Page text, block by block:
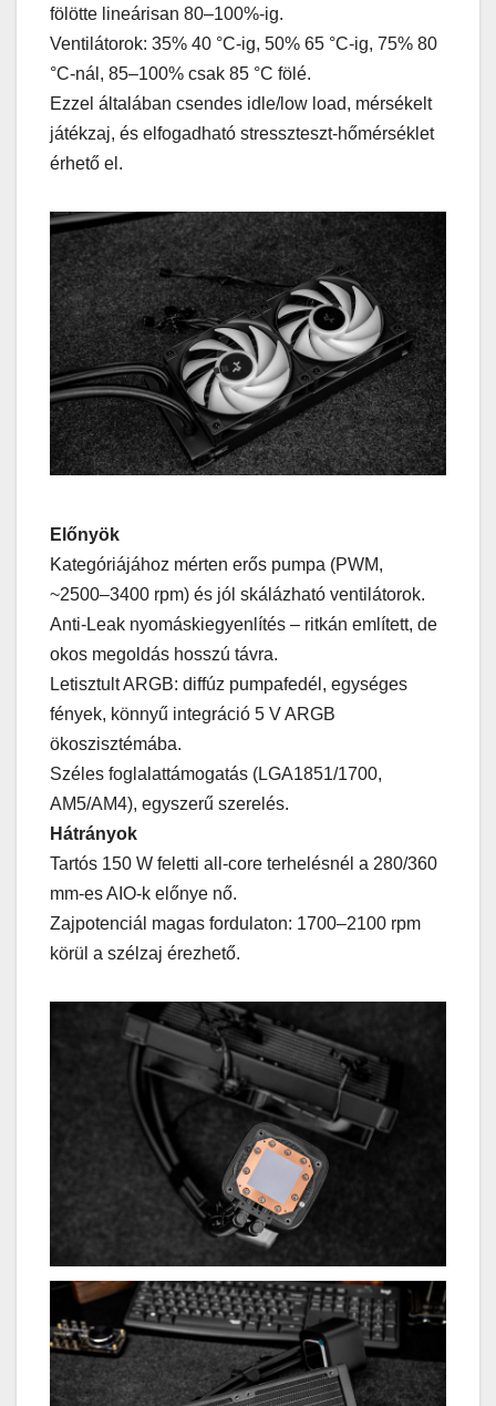
fölötte lineárisan 80–100%-ig.
Ventilátorok: 35% 40 °C-ig, 50% 65 °C-ig, 75% 80
°C-nál, 85–100% csak 85 °C fölé.
Ezzel általában csendes idle/low load, mérsékelt
játékzaj, és elfogadható stresszteszt-hőmérséklet
érhető el.
Előnyök
Kategóriájához mérten erős pumpa (PWM,
~2500–3400 rpm) és jól skálázható ventilátorok.
Anti-Leak nyomáskiegyenlítés – ritkán említett, de
okos megoldás hosszú távra.
Letisztult ARGB: diffúz pumpafedél, egységes
fények, könnyű integráció 5 V ARGB
ökoszisztémába.
Széles foglalattámogatás (LGA1851/1700,
AM5/AM4), egyszerű szerelés.
Hátrányok
Tartós 150 W feletti all-core terhelésnél a 280/360
mm-es AIO-k előnye nő.
Zajpotenciál magas fordulaton: 1700–2100 rpm
körül a szélzaj érezhető.